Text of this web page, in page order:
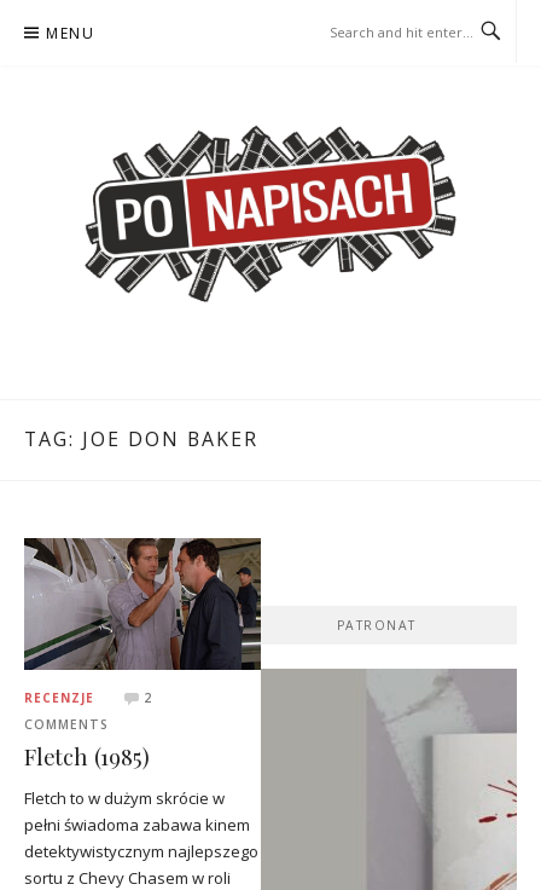
MENU
TAG: JOE DON BAKER
RECENZJE
2
COMMENTS
Fletch (1985)
Fletch to w dużym skrócie w
pełni świadoma zabawa kinem
detektywistycznym najlepszego
sortu z Chevy Chasem w roli
PATRONAT